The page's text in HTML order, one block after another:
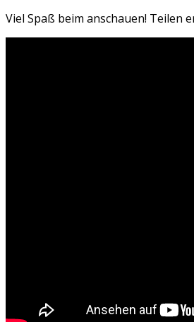
Viel Spaß beim anschauen! Teilen